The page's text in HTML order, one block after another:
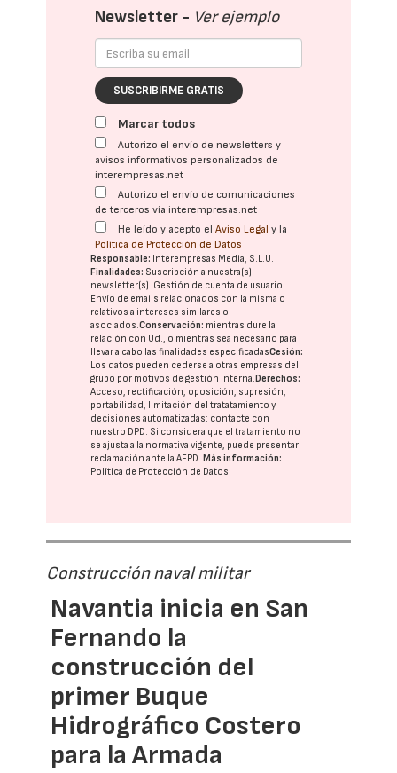
Newsletter - Ver ejemplo
SUSCRIBIRME GRATIS
Marcar todos
Autorizo el envío de newsletters y
avisos informativos personalizados de
interempresas.net
Autorizo el envío de comunicaciones
de terceros vía interempresas.net
He leído y acepto elAviso Legal y la
Política de Protección de Datos
Responsable: Interempresas Media, S.L.U.
Finalidades: Suscripción a nuestra(s)
newsletter(s). Gestión de cuenta de usuario.
Envío de emails relacionados con la misma o
relativos a intereses similares o
asociados.Conservación: mientras dure la
relación con Ud., o mientras sea necesario para
llevar a cabo las finalidades especificadasCesión:
Los datos pueden cederse a otras empresas del
grupo por motivos de gestión interna. Derechos:
Acceso, rectificación, oposición, supresión,
portabilidad, limitación del tratatamiento y
decisiones automatizadas: contacte con
nuestro DPD. Si considera que el tratamiento no
se ajusta a la normativa vigente, puede presentar
reclamación ante laAEPD. Más información:
Política de Protección de Datos
Construcción naval militar
Navantia inicia en San
Fernando la
construcción del
primer Buque
Hidrográfico Costero
para la Armada